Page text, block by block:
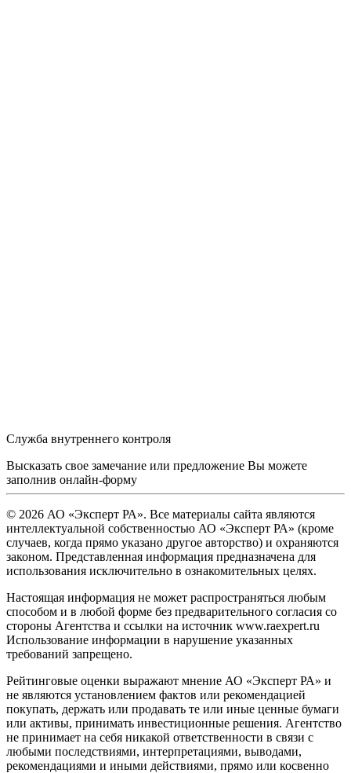
Служба внутреннего контроля
Высказать свое замечание или предложение Вы можете
заполнив онлайн-форму
© 2026 АО «Эксперт РА». Все материалы сайта являются
интеллектуальной собственностью АО «Эксперт РА» (кроме
случаев, когда прямо указано другое авторство) и охраняются
законом. Представленная информация предназначена для
использования исключительно в ознакомительных целях.
Настоящая информация не может распространяться любым
способом и в любой форме без предварительного согласия со
стороны Агентства и ссылки на источник www.raexpert.ru
Использование информации в нарушение указанных
требований запрещено.
Рейтинговые оценки выражают мнение АО «Эксперт РА» и
не являются установлением фактов или рекомендацией
покупать, держать или продавать те или иные ценные бумаги
или активы, принимать инвестиционные решения. Агентство
не принимает на себя никакой ответственности в связи с
любыми последствиями, интерпретациями, выводами,
рекомендациями и иными действиями, прямо или косвенно